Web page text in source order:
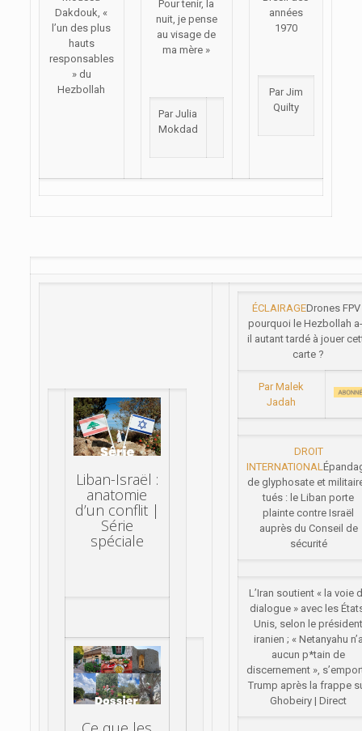
Dakdouk, «
l’un des plus
hauts
responsables
» du
Hezbollah
Pour tenir, la
nuit, je pense
au visage de
ma mère »
Par Julia
Mokdad
années
1970
Par Jim
Quilty
Liban-Israël :
anatomie
d’un conflit |
Série
spéciale
ÉCLAIRAGEDrones FPV
pourquoi le Hezbollah
il autant tardé à jouer
carte ?
Par Malek
Jadah
DROIT
INTERNATIONAL
de glyphosate et
tués : le Liban porte
plainte contre Israël
auprès du Conseil de
sécurité
L’Iran soutient « la voie
dialogue » avec les
Unis, selon le
iranien ; « Netanyahu
aucun p*tain de
discernement »,
Trump après la frappe
Ghobeiry | Direct